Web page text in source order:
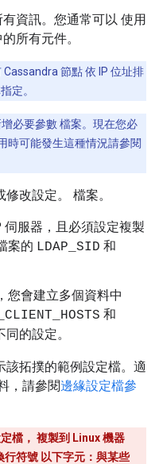
資訊。您通常可以 使用
所有元件。
節點 依 IP 位址排
定。
必要參數 檔案。現在您必
時可能發生這種情況請參閱
改設定。 檔案。
伺服器，且必須設定複製
案的 LDAP_SID 和
您會建立多個資料中
和
的設定。
該拓撲的範例設定檔。適
，請參閱邊緣設定檔參
檔， 複製到 Linux 機器
行符號 以下字元：與某些